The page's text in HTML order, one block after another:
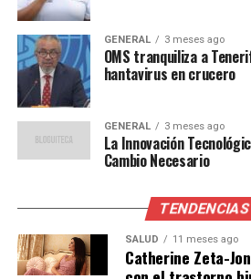
España:
Liga de Campeones.
Grecia:22:00 horas,
Sport.
Latinoamérica:16:00
ESPN y Fox Sports.
El nuevo formato de la Champions
nivel adicional de complejidad para
aumentando la presión en cada
GENERAL 3 meses ago
OMS tranquiliza a
hantavirus en crucero
GENERAL 3 meses ago
La Innovación
Cambio Necesario
TENDENCIAS
SALUD 11 meses ago
Catherine Zeta-